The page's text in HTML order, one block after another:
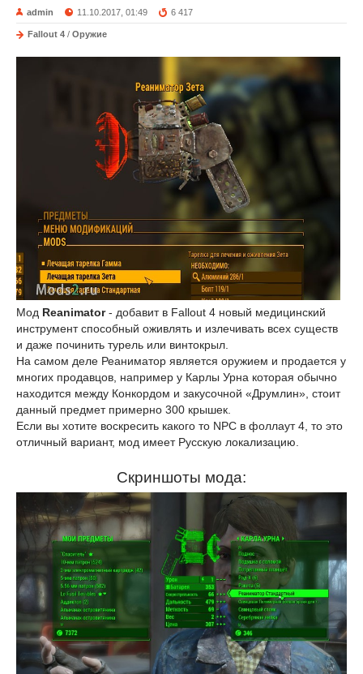
admin 11.10.2017, 01:49 6 417
Fallout 4 / Оружие
Мод Reanimator- добавит в Fallout 4 новый медицинский
инструмент способный оживлять и излечивать всех существ
и даже починить турель или винтокрыл.
На самом деле Реаниматор является оружием и продается у
многих продавцов, например у Карлы Урна которая обычно
находится между Конкордом и закусочной «Друмлин», стоит
данный предмет примерно 300 крышек.
Если вы хотите воскресить какого то NPC в фоллаут 4, то это
отличный вариант, мод имеет Русскую локализацию.
Скриншоты мода: